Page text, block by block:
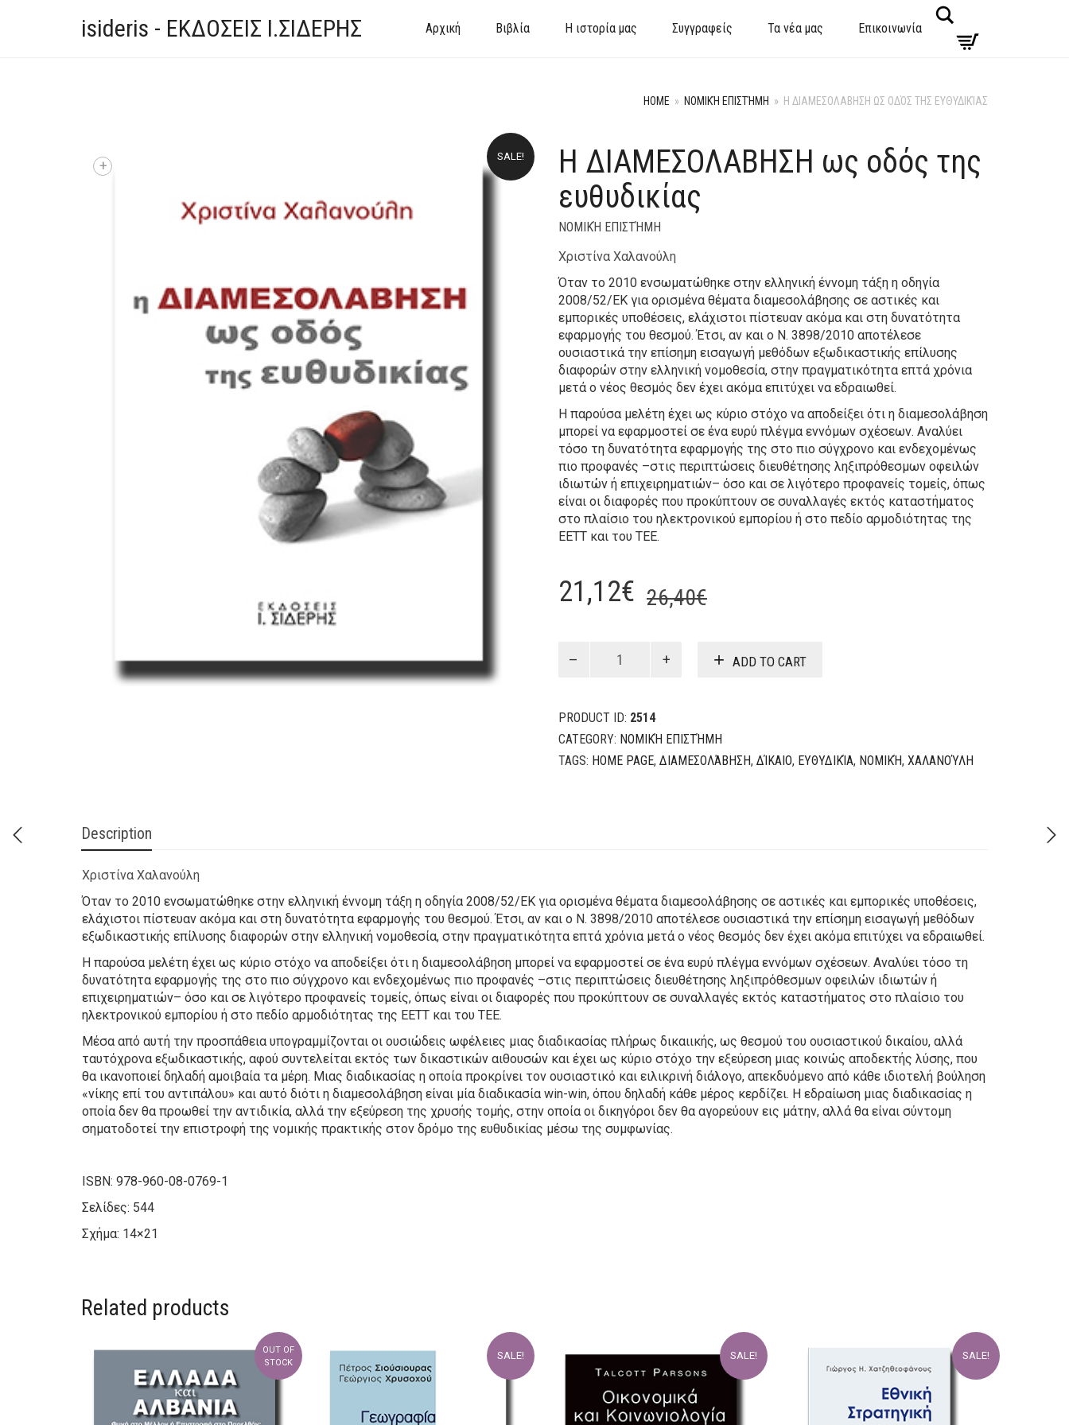
isideris - ΕΚΔΟΣΕΙΣ Ι.ΣΙΔΕΡΗΣ Αρχική Βιβλία Η ιστορία μας Συγγραφείς Τα νέα μας Επικοινωνία
HOME » ΝΟΜΙΚΉ ΕΠΙΣΤΉΜΗ » Η ΔΙΑΜΕΣΟΛΑΒΗΣΗ ΩΣ ΟΔΌΣ ΤΗΣ ΕΥΘΥΔΙΚΊΑΣ
SALE!
+
Η ΔΙΑΜΕΣΟΛΑΒΗΣΗ ως οδός της
ευθυδικίας
ΝΟΜΙΚΉ ΕΠΙΣΤΉΜΗ
Χριστίνα Χαλανούλη
Όταν το 2010 ενσωματώθηκε στην ελληνική έννομη τάξη η οδηγία
2008/52/ΕΚ για ορισμένα θέματα διαμεσολάβησης σε αστικές και
εμπορικές υποθέσεις, ελάχιστοι πίστευαν ακόμα και στη δυνατότητα
εφαρμογής του θεσμού. Έτσι, αν και ο Ν. 3898/2010 αποτέλεσε
ουσιαστικά την επίσημη εισαγωγή μεθόδων εξωδικαστικής επίλυσης
διαφορών στην ελληνική νομοθεσία, στην πραγματικότητα επτά χρόνια
μετά ο νέος θεσμός δεν έχει ακόμα επιτύχει να εδραιωθεί.
Η παρούσα μελέτη έχει ως κύριο στόχο να αποδείξει ότι η διαμεσολάβηση
μπορεί να εφαρμοστεί σε ένα ευρύ πλέγμα εννόμων σχέσεων. Αναλύει
τόσο τη δυνατότητα εφαρμογής της στο πιο σύγχρονο και ενδεχομένως
πιο προφανές –στις περιπτώσεις διευθέτησης ληξιπρόθεσμων οφειλών
ιδιωτών ή επιχειρηματιών– όσο και σε λιγότερο προφανείς τομείς, όπως
είναι οι διαφορές που προκύπτουν σε συναλλαγές εκτός καταστήματος
στο πλαίσιο του ηλεκτρονικού εμπορίου ή στο πεδίο αρμοδιότητας της
ΕΕΤΤ και του ΤΕΕ.
26,40€Original
was:
26,40€.
21,12€
Current
is:
21,12€.
ΔΙΑΜΕΣΟΛΑΒΗΣΗ
της
ευθυδικίας
quantity
ADD TO CART
PRODUCT ID: 2514
CATEGORY: ΝΟΜΙΚΉ ΕΠΙΣΤΉΜΗ
TAGS: HOME PAGE, ΔΙΑΜΕΣΟΛΆΒΗΣΗ, ΔΊΚΑΙΟ, ΕΥΘΥΔΙΚΊΑ, ΝΟΜΙΚΉ, ΧΑΛΑΝΟΎΛΗ
Description
Χριστίνα Χαλανούλη
Όταν το 2010 ενσωματώθηκε στην ελληνική έννομη τάξη η οδηγία 2008/52/ΕΚ για ορισμένα θέματα διαμεσολάβησης σε αστικές και εμπορικές υποθέσεις,
ελάχιστοι πίστευαν ακόμα και στη δυνατότητα εφαρμογής του θεσμού. Έτσι, αν και ο Ν. 3898/2010 αποτέλεσε ουσιαστικά την επίσημη εισαγωγή μεθόδων
εξωδικαστικής επίλυσης διαφορών στην ελληνική νομοθεσία, στην πραγματικότητα επτά χρόνια μετά ο νέος θεσμός δεν έχει ακόμα επιτύχει να εδραιωθεί.
Η παρούσα μελέτη έχει ως κύριο στόχο να αποδείξει ότι η διαμεσολάβηση μπορεί να εφαρμοστεί σε ένα ευρύ πλέγμα εννόμων σχέσεων. Αναλύει τόσο τη
δυνατότητα εφαρμογής της στο πιο σύγχρονο και ενδεχομένως πιο προφανές –στις περιπτώσεις διευθέτησης ληξιπρόθεσμων οφειλών ιδιωτών ή
επιχειρηματιών– όσο και σε λιγότερο προφανείς τομείς, όπως είναι οι διαφορές που προκύπτουν σε συναλλαγές εκτός καταστήματος στο πλαίσιο του
ηλεκτρονικού εμπορίου ή στο πεδίο αρμοδιότητας της ΕΕΤΤ και του ΤΕΕ.
Μέσα από αυτή την προσπάθεια υπογραμμίζονται οι ουσιώδεις ωφέλειες μιας διαδικασίας πλήρως δικαιικής, ως θεσμού του ουσιαστικού δικαίου, αλλά
ταυτόχρονα εξωδικαστικής, αφού συντελείται εκτός των δικαστικών αιθουσών και έχει ως κύριο στόχο την εξεύρεση μιας κοινώς αποδεκτής λύσης, που
θα ικανοποιεί δηλαδή αμοιβαία τα μέρη. Μιας διαδικασίας η οποία προκρίνει τον ουσιαστικό και ειλικρινή διάλογο, απεκδυόμενο από κάθε ιδιοτελή βούληση
«νίκης επί του αντιπάλου» και αυτό διότι η διαμεσολάβηση είναι μία διαδικασία win-win, όπου δηλαδή κάθε μέρος κερδίζει. Η εδραίωση μιας διαδικασίας η
οποία δεν θα προωθεί την αντιδικία, αλλά την εξεύρεση της χρυσής τομής, στην οποία οι δικηγόροι δεν θα αγορεύουν εις μάτην, αλλά θα είναι σύντομη
σηματοδοτεί την επιστροφή της νομικής πρακτικής στον δρόμο της ευθυδικίας μέσω της συμφωνίας.
ISBN: 978-960-08-0769-1
Σελίδες: 544
Σχήμα: 14×21
Related products
OUT OF
STOCK
SALE! SALE! SALE!